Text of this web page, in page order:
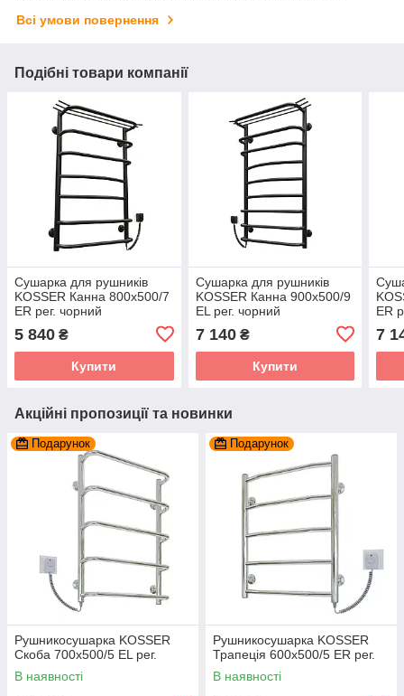
Всі умови повернення
Подібні товари компанії
Сушарка для рушників
KOSSER Канна 800х500/7
ЕR рег. чорний
5 840 ₴
Купити
Сушарка для рушників
KOSSER Канна 900х500/9
EL рег. чорний
7 140₴
Купити
ЕR
7
Акційні пропозиції та новинки
Подарунок
Рушникосушарка KOSSER
Скоба 700х500/5 ЕL рег.
В наявності
Подарунок
Рушникосушарка KOSSER
Трапеція 600х500/5 ER рег.
В наявності